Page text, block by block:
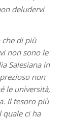
deludervi
che di più
non sono le
Salesiana in
non
le università,
Il tesoro più
quale ci ha